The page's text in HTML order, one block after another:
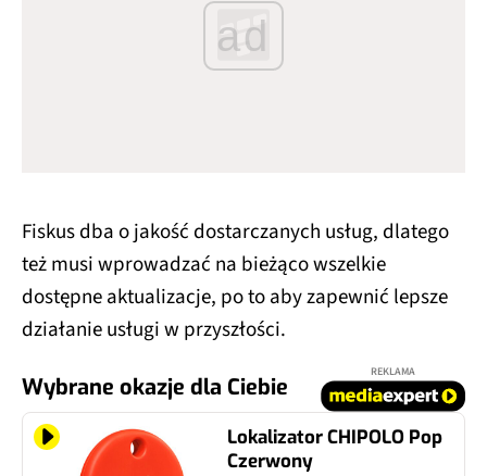
ad
Fiskus dba o jakość dostarczanych usług, dlatego
też musi wprowadzać na bieżąco wszelkie
dostępne aktualizacje, po to aby zapewnić lepsze
działanie usługi w przyszłości.
Wybrane okazje dla Ciebie
REKLAMA
Lokalizator CHIPOLO Pop
Czerwony